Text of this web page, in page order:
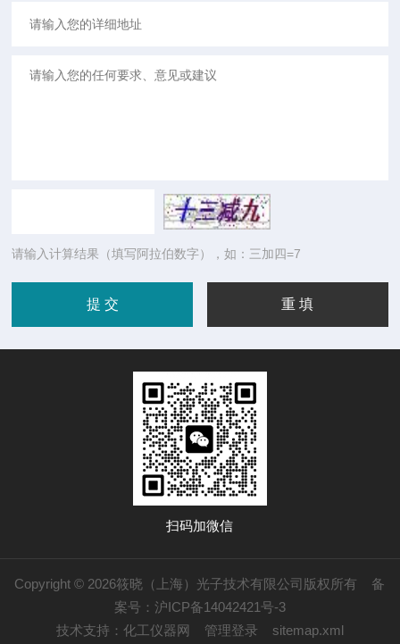
请输入计算结果（填写阿拉伯数字），如：三加四=7
扫码加微信
Copyright © 2026筱晓（上海）光子技术有限公司版权所有 备
案号：沪ICP备14042421号-3
技术支持： 化工仪器网 管理登录 sitemap.xml